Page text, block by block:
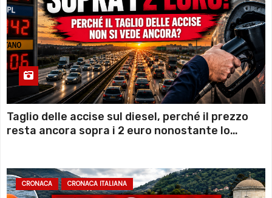
Taglio delle accise sul diesel, perché il prezzo
resta ancora sopra i 2 euro nonostante lo
CRONACA CRONACA ITALIANA